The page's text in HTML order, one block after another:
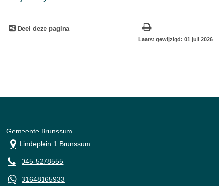
Deel deze pagina
Laatst gewijzigd: 01 juli 2026
Gemeente Brunssum
Lindeplein 1 Brunssum
045-5278555
31648165933